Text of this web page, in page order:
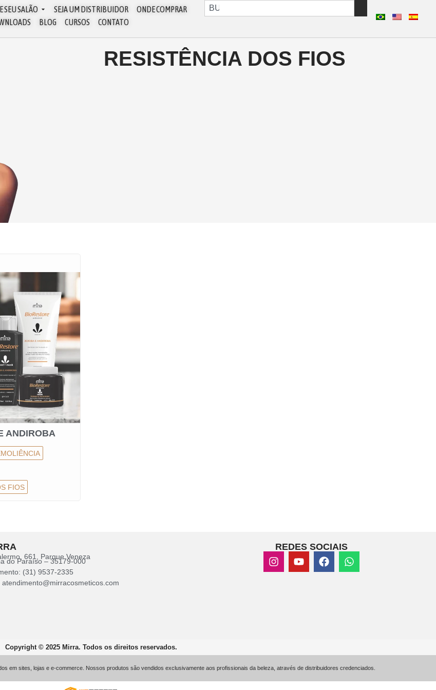
SEU SALÃO SEJA UM DISTRIBUIDOR
ONDE COMPRAR
BLOG CURSOS CONTATO
RESISTÊNCIA DOS FIOS
ANDIROBA
FIOS
661, Parque Veneza
do Paraíso – 35179-000
(31) 9537-2335
atendimento@mirracosmeticos.com
REDES SOCIAIS
Copyright © 2025 Mirra. Todos os direitos reservados.
em sites, lojas e e-commerce. Nossos produtos são vendidos exclusivamente aos profissionais da beleza, através de distribuidores credenciados.